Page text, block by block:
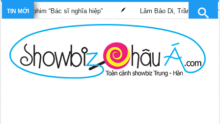
TIN MỚI
phim “Bác sĩ nghĩa hiệp” Lâm Bảo Di, Trần Pháp Dung